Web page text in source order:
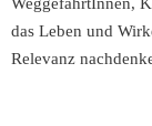
das Leben und
Relevanz